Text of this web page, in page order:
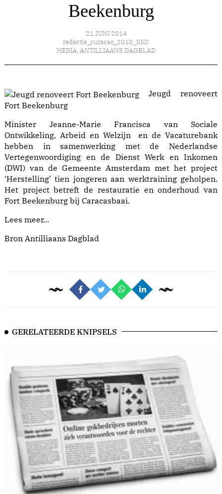
Beekenburg
21 JUNI 2014
redactie_curacao_2010_KKC
MEDIA, ANTILLIAANS DAGBLAD
Jeugd renoveert
Fort Beekenburg
Minister Jeanne-Marie Francisca van Sociale
Ontwikkeling, Arbeid en Welzijn en de Vacaturebank
hebben in samenwerking met de Nederlandse
Vertegenwoordiging en de Dienst Werk en Inkomen
(DWI) van de Gemeente Amsterdam met het project
‘Herstelling’ tien jongeren aan werktraining geholpen.
Het project betreft de restauratie en onderhoud van
Fort Beekenburg bij Caracasbaai.
Lees meer...
Bron Antilliaans Dagblad
GERELATEERDE KNIPSELS